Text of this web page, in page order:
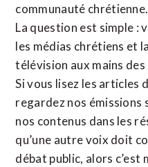
communauté chrétienne.
La question est simple :
les médias chrétiens et
télévision aux mains
Si vous lisez les articles
regardez nos émissions
nos contenus dans les
qu’une autre voix doit
débat public, alors c’est